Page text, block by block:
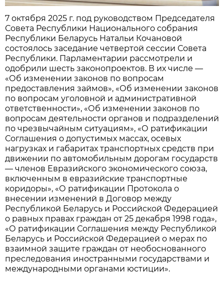
7 октября 2025 г. под руководством Председателя
Совета Республики Национального собрания
Республики Беларусь Натальи Кочановой
состоялось заседание четвертой сессии Совета
Республики. Парламентарии рассмотрели и
одобрили шесть законопроектов. В их числе —
«Об изменении законов по вопросам
предоставления займов», «Об изменении законов
по вопросам уголовной и административной
ответственности», «Об изменении законов по
вопросам деятельности органов и подразделений
по чрезвычайным ситуациям», «О ратификации
Соглашения о допустимых массах, осевых
нагрузках и габаритах транспортных средств при
движении по автомобильным дорогам государств
— членов Евразийского экономического союза,
включенным в евразийские транспортные
коридоры», «О ратификации Протокола о
внесении изменений в Договор между
Республикой Беларусь и Российской Федерацией
о равных правах граждан от 25 декабря 1998 года»,
«О ратификации Соглашения между Республикой
Беларусь и Российской Федерацией о мерах по
взаимной защите граждан от необоснованного
преследования иностранными государствами и
международными органами юстиции».